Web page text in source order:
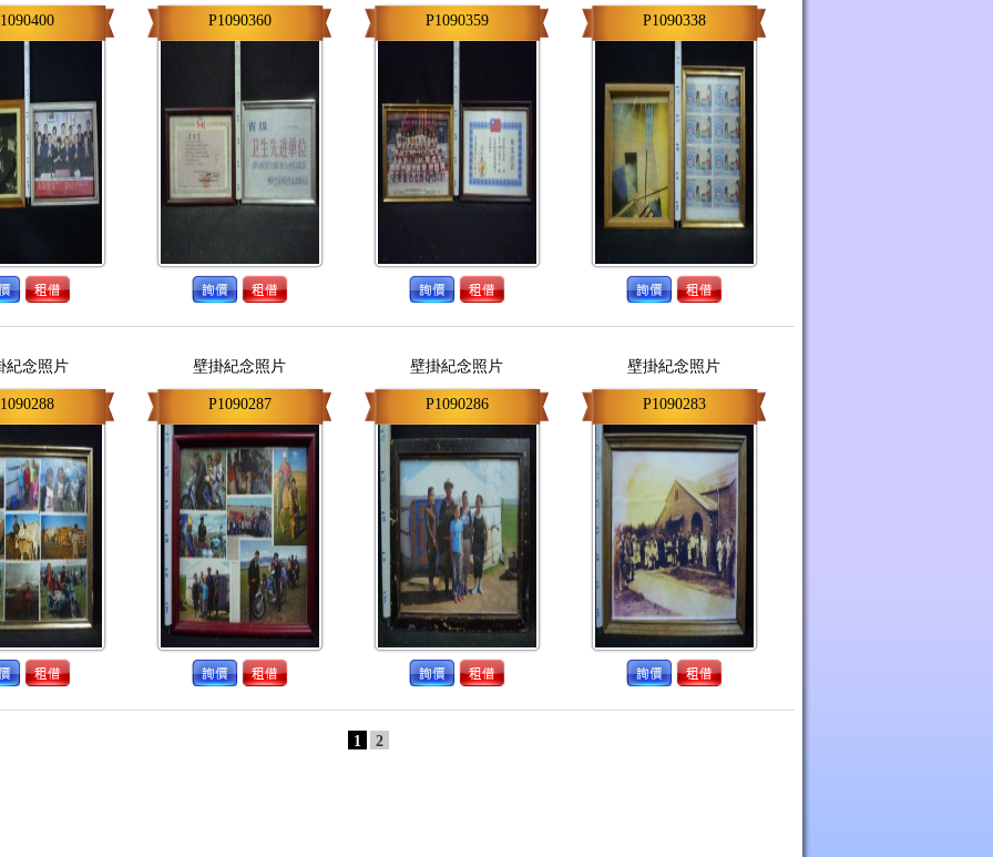
P1090360 P1090359 P1090338
紀念照片 壁掛紀念照片
P1090287
壁掛紀念照片
P1090286
壁掛紀念照片
P1090283
1 2